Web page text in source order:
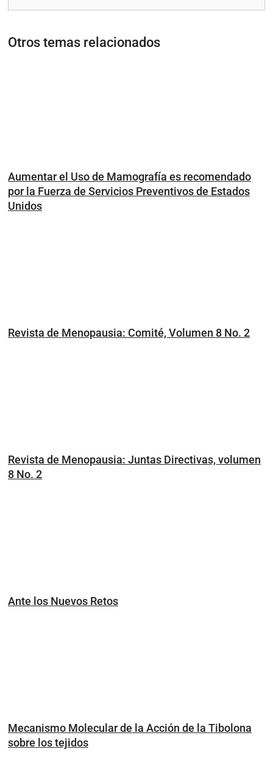
Otros temas relacionados
Aumentar el Uso de Mamografía es recomendado
por la Fuerza de Servicios Preventivos de Estados
Unidos
Revista de Menopausia: Comité, Volumen 8 No. 2
Revista de Menopausia: Juntas Directivas, volumen
8 No. 2
Ante los Nuevos Retos
Mecanismo Molecular de la Acción de la Tibolona
sobre los tejidos